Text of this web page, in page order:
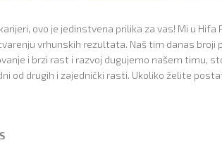
ovo je jedinstvena prilika za vas! Mi u
vrhunskih rezultata. Naš tim danas broji
i brzi rast i razvoj dugujemo našem timu,
drugih i zajednički rasti. Ukoliko želite